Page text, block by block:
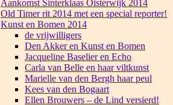
Aankomst Sinterklaas Oisterwijk 2014
Old Timer rit 2014 met een special reporter!
Kunst en Bomen 2014
de vrijwilligers
Den Akker en Kunst en Bomen
Jacqueline Baselier en Echo
Carla van Belle en haar viltkunst
Marielle van den Bergh haar peul
Kees van den Bogaart
Ellen Brouwers – de Lind versierd!